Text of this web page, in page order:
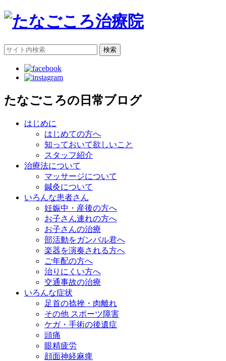
検索
たなごころの日常ブログ
はじめに
はじめての方へ
知っておいて欲しいこと
スタッフ紹介
治療法について
マッサージについて
鍼灸について
いろんな患者さん
妊娠中・産後の方へ
お子さん連れの方へ
お子さんの治療
部活動をガンバル君へ
楽器を演奏される方へ
ご年配の方へ
治りにくい方へ
交通事故の治療
いろんな症状
足首の捻挫・肉離れ
その他 スポーツ障害
ケガ・手術の後遺症
頭痛
眼精疲労
顔面神経麻痺